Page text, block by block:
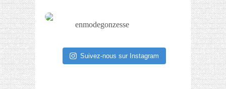
enmodegonzesse
Suivez-nous sur Instagram